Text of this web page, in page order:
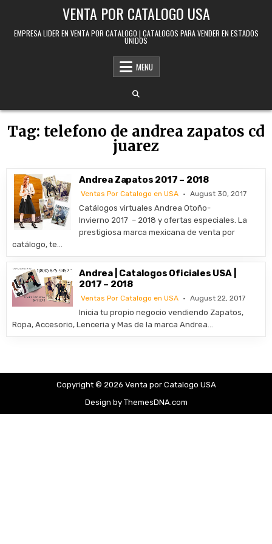
VENTA POR CATALOGO USA
EMPRESA LIDER EN VENTA POR CATALOGO | CATALOGOS PARA VENDER EN ESTADOS
UNIDOS
MENU
Tag: telefono de andrea zapatos cd
juarez
Andrea Zapatos 2017 – 2018
Ventas Por Catalogo en USA August 30, 2017
Catálogos virtuales Andrea Otoño-
Invierno 2017 – 2018 y ofertas especiales. La
prestigiosa marca mexicana de venta por
catálogo, te…
Andrea | Catalogos Oficiales USA |
2017 – 2018
Ventas Por Catalogo en USA August 22, 2017
Inicia tu propio negocio vendiendo Zapatos,
Ropa, Accesorio, Lenceria y Mas de la marca Andrea…
Copyright © 2026 Venta por Catalogo USA
Design by ThemesDNA.com